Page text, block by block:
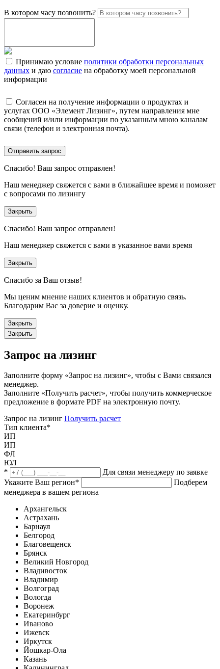
В котором часу позвонить?
Принимаю условие политики обработки персональных
данных и даю согласие на обработку моей персональной
информации
Согласен на получение информации о продуктах и
услугах ООО «Элемент Лизинг», путем направления мне
сообщений и/или информации по указанным мною каналам
связи (телефон и электронная почта).
Отправить запрос
Спасибо! Ваш запрос отправлен!
Наш менеджер свяжется с вами в ближайшее время и поможет
с вопросами по лизингу
Закрыть
Спасибо! Ваш запрос отправлен!
Наш менеджер свяжется с вами в указанное вами время
Закрыть
Спасибо за Ваш отзыв!
Мы ценим мнение наших клиентов и обратную связь.
Благодарим Вас за доверие и оценку.
Закрыть
Закрыть
Запрос на лизинг
Заполните форму «Запрос на лизинг», чтобы с Вами связался
менеджер.
Заполните «Получить расчет», чтобы получить коммерческое
предложение в формате PDF на электронную почту.
Запрос на лизинг Получить расчет
Тип клиента*
ИП
ИП
ФЛ
ЮЛ
*
Для связи менеджеру по заявке
Укажите Ваш регион*
Подберем
менеджера в вашем региона
Архангельск
Астрахань
Барнаул
Белгород
Благовещенск
Брянск
Великий Новгород
Владивосток
Владимир
Волгоград
Вологда
Воронеж
Екатеринбург
Иваново
Ижевск
Иркутск
Йошкар-Ола
Казань